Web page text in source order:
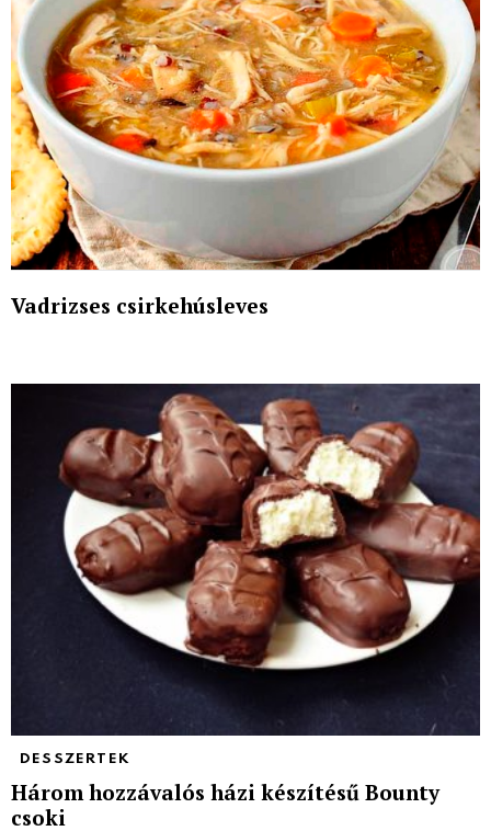
Vadrizses csirkehúsleves
DESSZERTEK
Három hozzávalós házi készítésű Bounty
csoki